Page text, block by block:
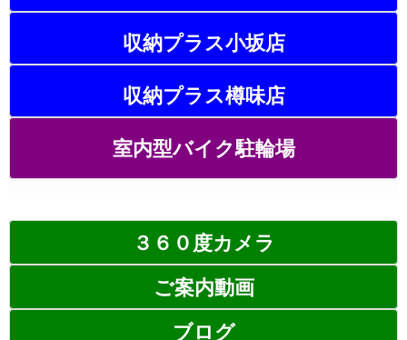
収納プラス小坂店
収納プラス樽味店
室内型バイク駐輪場
３６０度カメラ
ご案内動画
ブログ